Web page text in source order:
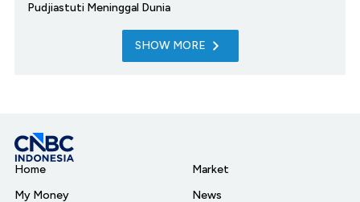
Pudjiastuti Meninggal Dunia
SHOW MORE
Home
My Money
Market
News